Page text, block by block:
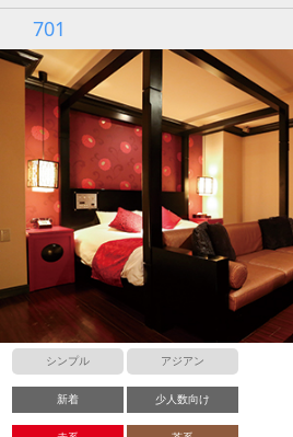
701
シンプル アジアン
新着 少人数向け